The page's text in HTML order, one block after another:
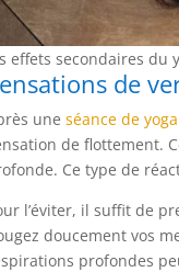
effets secondaires du
de
uneséance de yoga
de flottement.
Ce type de
l’éviter, il suffit de
doucement vos
profondes